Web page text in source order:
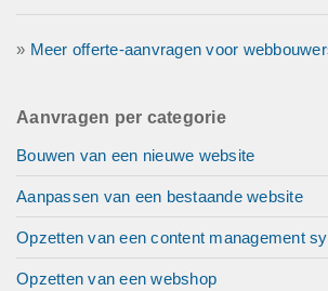
» Meer offerte-aanvragen voor
Aanvragen per categorie
Bouwen van een nieuwe website
Aanpassen van een bestaande website
Opzetten van een content management
Opzetten van een webshop